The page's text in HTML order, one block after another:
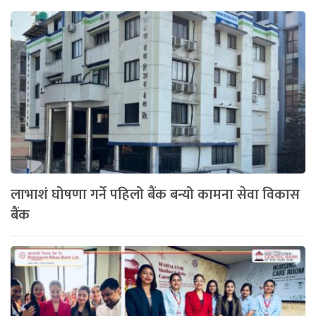
लाभाशं घोषणा गर्ने पहिलो बैंक बन्यो कामना सेवा विकास
बैंक